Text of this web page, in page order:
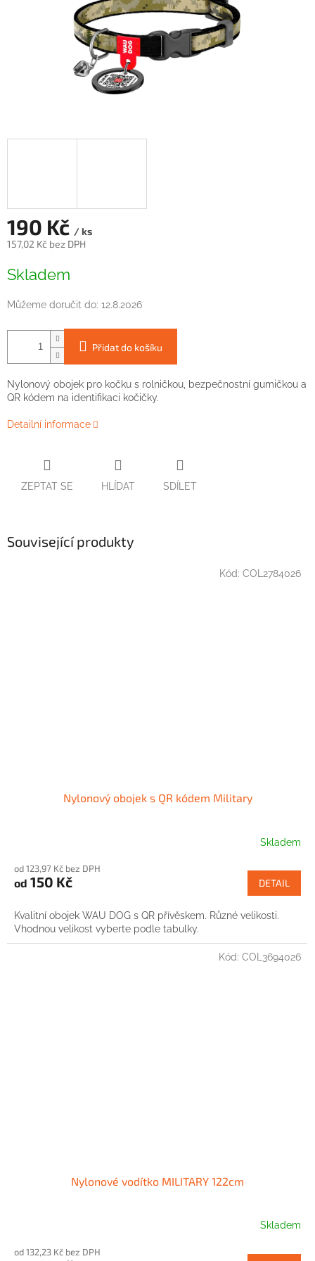
190 Kč / ks
157,02 Kč bez DPH
cena:
Skladem
Můžeme doručit do: 12.8.2026
Přidat do košíku
Nylonový obojek pro kočku s rolničkou, bezpečnostní gumičkou a
QR kódem na identifikaci kočičky.
Detailní informace
ZEPTAT SE HLÍDAT SDÍLET
Související produkty
Nylonový obojek s QR kódem Military
Skladem
od 123,97 Kč bez DPH
od 150 Kč DETAIL
Kvalitní obojek WAU DOG s QR přívěskem. Různé velikosti.
Vhodnou velikost vyberte podle tabulky.
Kód: COL2784026
Nylonové vodítko MILITARY 122cm
Skladem
od 132,23 Kč bez DPH
Kód: COL3694026